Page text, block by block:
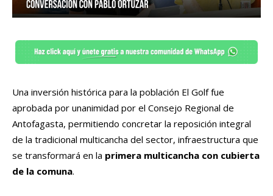
Una inversión histórica para la población El Golf fue
aprobada por unanimidad por el Consejo Regional de
Antofagasta, permitiendo concretar la reposición integral
de la tradicional multicancha del sector, infraestructura que
se transformará en la primera multicancha con cubierta
de la comuna.